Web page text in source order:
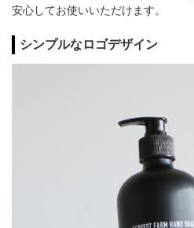
安心してお使いいただけます。
シンプルなロゴデザイン